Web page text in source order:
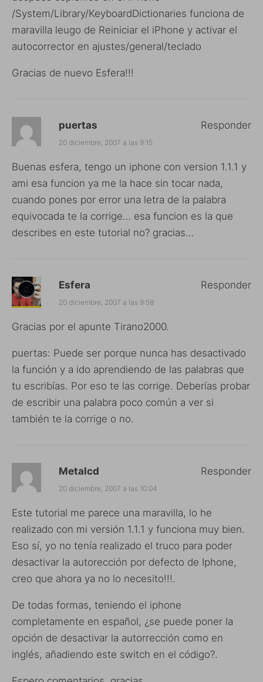
/System/Library/KeyboardDictionaries funciona de
maravilla leugo de Reiniciar el iPhone y activar el
autocorrector en ajustes/general/teclado
Gracias de nuevo Esfera!!!
puertas
20 diciembre, 2007 a las 9:15
Buenas esfera, tengo un iphone con version 1.1.1 y
ami esa funcion ya me la hace sin tocar nada,
cuando pones por error una letra de la palabra
equivocada te la corrige… esa funcion es la que
describes en este tutorial no? gracias…
Responder
Esfera
20 diciembre, 2007 a las 9:58
Gracias por el apunte Tirano2000.
puertas: Puede ser porque nunca has desactivado
la función y a ido aprendiendo de las palabras que
tu escribías. Por eso te las corrige. Deberías probar
de escribir una palabra poco común a ver si
también te la corrige o no.
Responder
Metalcd
20 diciembre, 2007 a las 10:04
Este tutorial me parece una maravilla, lo he
realizado con mi versión 1.1.1 y funciona muy bien.
Eso sí, yo no tenía realizado el truco para poder
desactivar la autorección por defecto de Iphone,
creo que ahora ya no lo necesito!!!.
De todas formas, teniendo el iphone
completamente en español, ¿se puede poner la
opción de desactivar la autorrección como en
inglés, añadiendo este switch en el código?.
Responder